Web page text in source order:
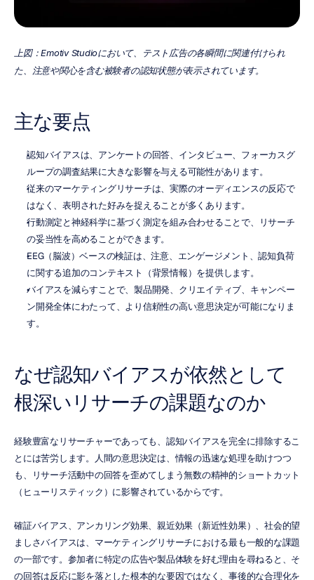
上図：Emotiv Studioにおいて、テスト広告の各瞬間に関連付けられ
た、注意や関心を含む被験者の認知状態が表示されています。
主な要点
認知バイアスは、アンケートの回答、インタビュー、フォーカスグ
ループの調査結果に大きな影響を与える可能性があります。
従来のマーケティングリサーチは、実際のオーディエンスの反応で
はなく、表明された好みを捉えることが多くあります。
行動測定と神経科学に基づく測定を組み合わせることで、リサーチ
の妥当性を高めることができます。
EEG（脳波）ベースの検証は、注意、エンゲージメント、認知負荷
に関する追加のコンテキスト（背景情報）を提供します。
バイアスを減らすことで、製品開発、クリエイティブ、キャンペー
ン開発全体にわたって、より信頼性の高い意思決定が可能になりま
す。
なぜ認知バイアスが依然として
根深いリサーチの課題なのか
経験豊富なリサーチャーであっても、認知バイアスを完全に排除するこ
とには苦労します。人間の意思決定は、情報の迅速な処理を助けつつ
も、リサーチ活動中の回答を歪めてしまう無数の精神的ショートカット
（ヒューリスティック）に影響されているからです。
確証バイアス、アンカリング効果、親近効果（新近性効果）、社会的望
ましさバイアスは、マーケティングリサーチにおける最も一般的な課題
の一部です。参加者に特定の広告や製品体験を好む理由を尋ねると、そ
の回答は反応に影を落とした根本的な要因ではなく、事後的な合理化を